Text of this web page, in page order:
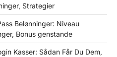
Strategier
Belønninger: Niveau
Bonus genstande
Kasser: Sådan Får Du Dem,